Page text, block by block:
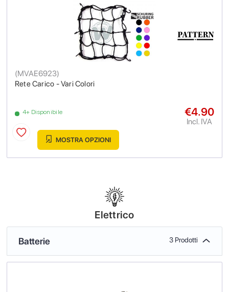
Rete Carico - Vari Colori
(MVAE6923)
4+ Disponibile €4.90
Incl. IVA
MOSTRA OPZIONI
Elettrico
Batterie 3 Prodotti